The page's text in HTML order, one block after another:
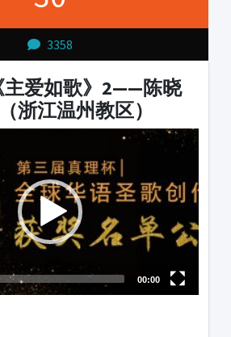
3358
主爱如歌》2——陈晓
浙江温州教区）
00:00